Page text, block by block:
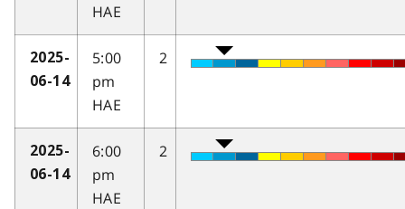
HAE
2025-
06-14
5:00
pm
HAE
2
2025-
06-14
6:00
pm
HAE
2